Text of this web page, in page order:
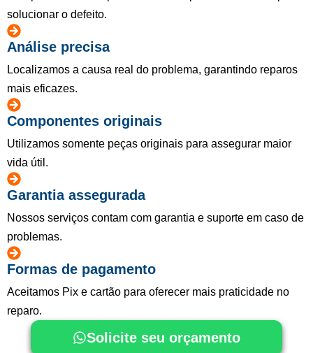
solucionar o defeito.
Análise precisa
Localizamos a causa real do problema, garantindo reparos
mais eficazes.
Componentes originais
Utilizamos somente peças originais para assegurar maior
vida útil.
Garantia assegurada
Nossos serviços contam com garantia e suporte em caso de
problemas.
Formas de pagamento
Aceitamos Pix e cartão para oferecer mais praticidade no
reparo.
Solicite seu orçamento